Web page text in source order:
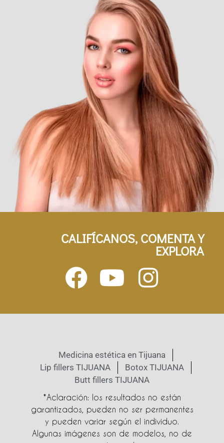
CALIFÍCANOS, COMENTA Y
EXPLORA
Medicina estética en Tijuana
Lip fillers TIJUANA
Botox TIJUANA
Butt fillers TIJUANA
*Aclaración: los resultados no están
garantizados, pueden no ser permanentes
y pueden variar según el individuo.
Algunas imágenes son de modelos, no de